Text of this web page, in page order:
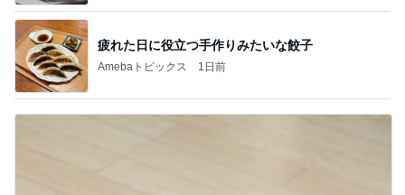
疲れた日に役立つ手作りみたいな餃子
Amebaトピックス 1日前